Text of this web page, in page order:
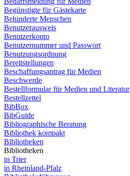
Begünstigte für Gästekarte
Behinderte Menschen
Benutzerausweis
Benutzerkonto
Benutzernummer und Passwort
Benutzungsordnung
Bereitstellungen
Beschaffungsantrag für Medien
Beschwerde
Bestellformular für Medien und Literatur
Bestellzettel
BibBox
BibGuide
Bibliographische Beratung
Bibliothek kompakt
Bibliotheken
Bibliotheken
in Trier
in Rheinland-Pfalz